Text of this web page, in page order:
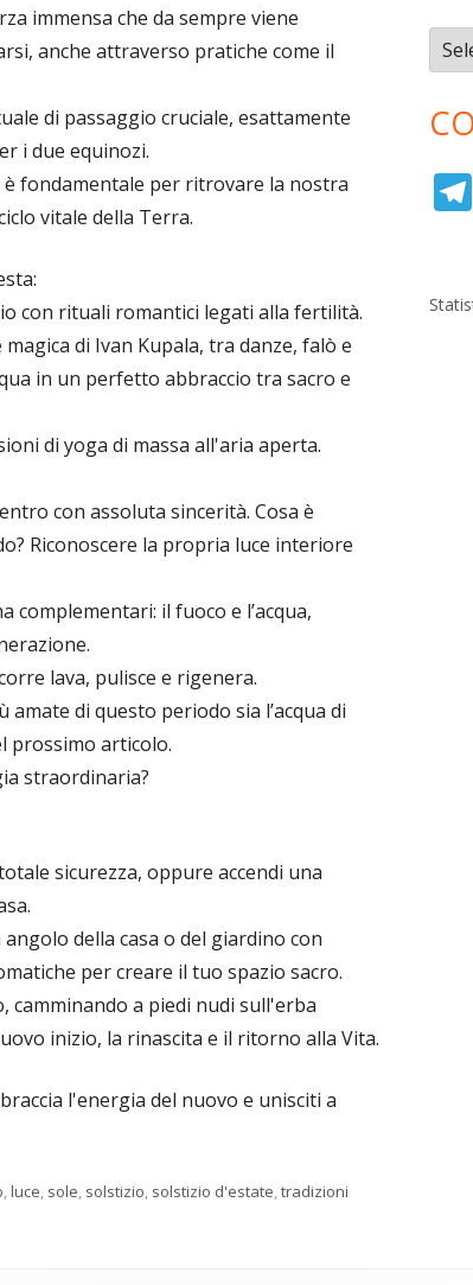
immensa che da sempre viene
anche attraverso pratiche come il
di passaggio cruciale, esattamente
i due equinozi.
fondamentale per ritrovare la nostra
vitale della Terra.
con rituali romantici legati alla fertilità.
di Ivan Kupala, tra danze, falò e
in un perfetto abbraccio tra sacro e
di yoga di massa all'aria aperta.
con assoluta sincerità. Cosa è
Riconoscere la propria luce interiore
complementari: il fuoco e l’acqua,
lava, pulisce e rigenera.
di questo periodo sia l’acqua di
prossimo articolo.
straordinaria?
sicurezza, oppure accendi una
della casa o del giardino con
per creare il tuo spazio sacro.
camminando a piedi nudi sull'erba
inizio, la rinascita e il ritorno alla Vita.
l'energia del nuovo e unisciti a
,luce, sole, solstizio, solstizio d'estate,tradizioni